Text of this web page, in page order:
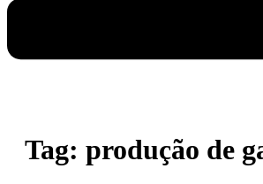
Tag: produção de